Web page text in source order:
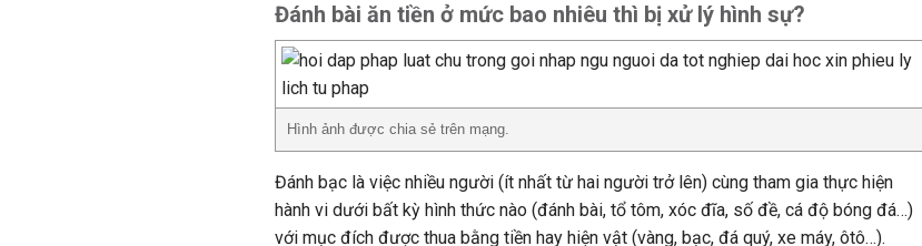
Đánh bài ăn tiền ở mức bao nhiêu thì bị xử lý hình sự?
Hình ảnh được chia sẻ trên mạng.
Đánh bạc là việc nhiều người (ít nhất từ hai người trở lên) cùng tham gia thực hiện
hành vi dưới bất kỳ hình thức nào (đánh bài, tổ tôm, xóc đĩa, số đề, cá độ bóng đá…)
với mục đích được thua bằng tiền hay hiện vật (vàng, bạc, đá quý, xe máy, ôtô…).